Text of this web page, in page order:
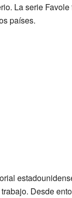
La serie
países.
Desde